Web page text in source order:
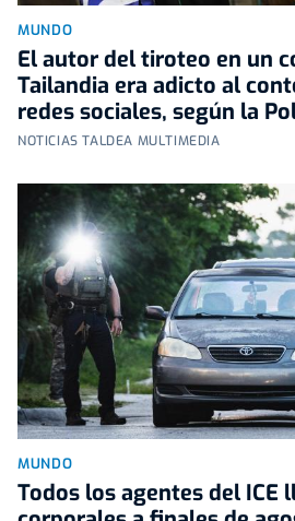
MUNDO
El autor del tiroteo en un
Tailandia era adicto al
redes sociales, según la
NOTICIAS TALDEA MULTIMEDIA
MUNDO
Todos los agentes del ICE